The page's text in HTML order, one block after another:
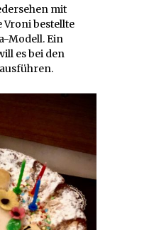
mit
Vroni bestellte
Modell. Ein
es bei den